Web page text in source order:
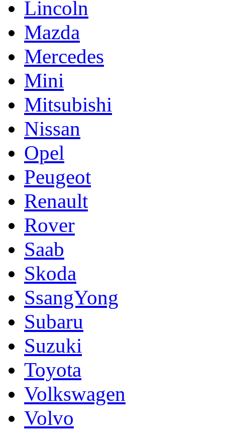
Lincoln
Mazda
Mercedes
Mini
Mitsubishi
Nissan
Opel
Peugeot
Renault
Rover
Saab
Skoda
SsangYong
Subaru
Suzuki
Toyota
Volkswagen
Volvo